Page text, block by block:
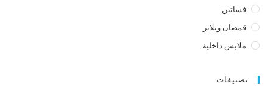
فساتين
قمصان وبلايز
ملابس داخلية
تصنيفات